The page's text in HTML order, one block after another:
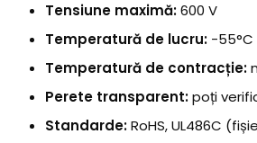
Tensiune maximă:600 V
Temperatură de lucru: -55°C
Temperatură de contracție:
Perete transparent:poți
Standarde:RoHS, UL486C